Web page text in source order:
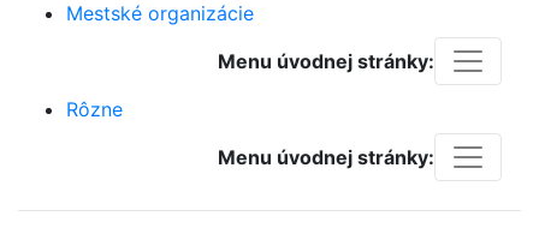
Mestské organizácie
Menu úvodnej stránky:
Rôzne
Menu úvodnej stránky: